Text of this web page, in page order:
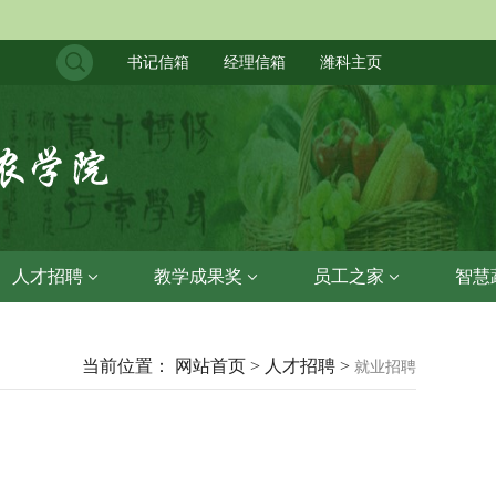
书记信箱 经理信箱 潍科主页
人才招聘 教学成果奖 员工之家 智慧
当前位置： 网站首页 > 人才招聘 > 就业招聘